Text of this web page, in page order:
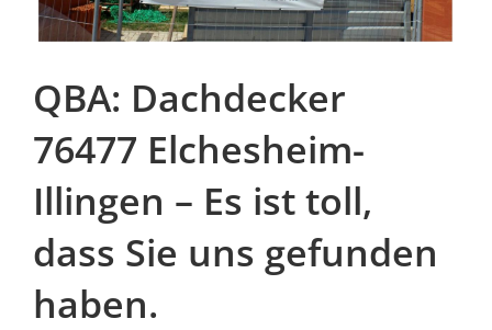
QBA: Dachdecker
76477 Elchesheim-
Illingen – Es ist toll,
dass Sie uns gefunden
haben.